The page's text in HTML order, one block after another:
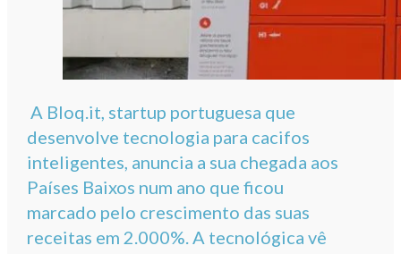
A Bloq.it, startup portuguesa que
desenvolve tecnologia para cacifos
inteligentes, anuncia a sua chegada aos
Países Baixos num ano que ficou
marcado pelo crescimento das suas
receitas em 2.000%. A tecnológica vê